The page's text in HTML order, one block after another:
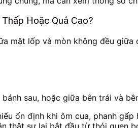
Hoặc Quá Cao?
mặt lốp và mòn không đều giữa
sau, hoặc giữa bên trái và
ổn định khi ôm cua, phanh
thật sự lại bắt đầu từ thói quen